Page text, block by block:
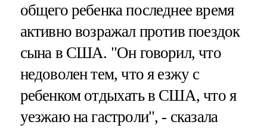
общего ребенка последнее время
активно возражал против поездок
сына в США. "Он говорил, что
недоволен тем, что я езжу с
ребенком отдыхать в США, что я
уезжаю на гастроли", - сказала